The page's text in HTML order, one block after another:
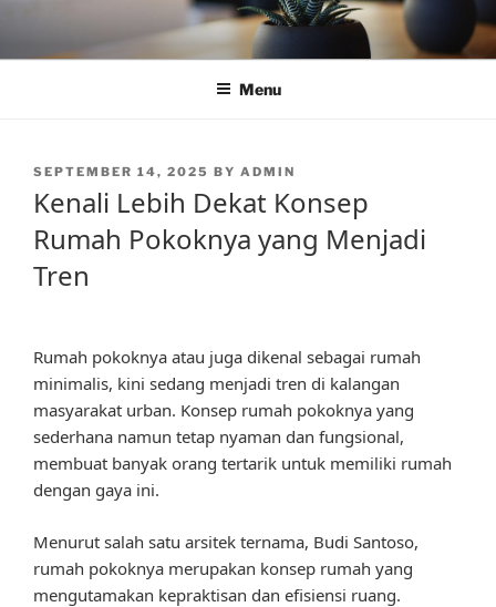
content
Menu
POSTED
SEPTEMBER 14, 2025 BY ADMIN
Kenali Lebih Dekat Konsep
Rumah Pokoknya yang Menjadi
Tren
Rumah pokoknya atau juga dikenal sebagai rumah
minimalis, kini sedang menjadi tren di kalangan
masyarakat urban. Konsep rumah pokoknya yang
sederhana namun tetap nyaman dan fungsional,
membuat banyak orang tertarik untuk memiliki rumah
dengan gaya ini.
Menurut salah satu arsitek ternama, Budi Santoso,
rumah pokoknya merupakan konsep rumah yang
mengutamakan kepraktisan dan efisiensi ruang.